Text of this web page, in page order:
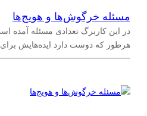
مسئله خرگوش‌ها و هویج‌ها
در این کاربرگ تعدادی مسئله آمده
هرطور که دوست دارد ایده‌هایش